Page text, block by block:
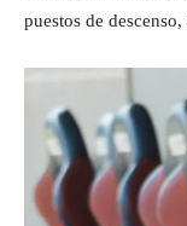
puestos de